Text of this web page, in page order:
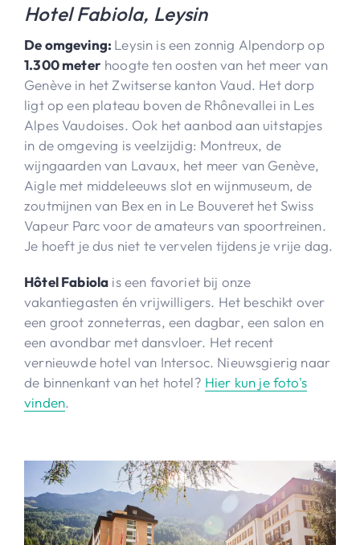
Hotel Fabiola, Leysin
De omgeving: Leysin is een zonnig Alpendorp op
1.300 meterhoogte ten oosten van het meer van
Genève in het Zwitserse kanton Vaud. Het dorp
ligt op een plateau boven de Rhônevallei in Les
Alpes Vaudoises. Ook het aanbod aan uitstapjes
in de omgeving is veelzijdig: Montreux, de
wijngaarden van Lavaux, het meer van Genève,
Aigle met middeleeuws slot en wijnmuseum, de
zoutmijnen van Bex en in Le Bouveret het Swiss
Vapeur Parc voor de amateurs van spoortreinen.
Je hoeft je dus niet te vervelen tijdens je vrije dag.
Hôtel Fabiola is een favoriet bij onze
vakantiegasten én vrijwilligers. Het beschikt over
een groot zonneterras, een dagbar, een salon en
een avondbar met dansvloer. Het recent
vernieuwde hotel van Intersoc. Nieuwsgierig naar
de binnenkant van het hotel? Hier kun je foto's
vinden.